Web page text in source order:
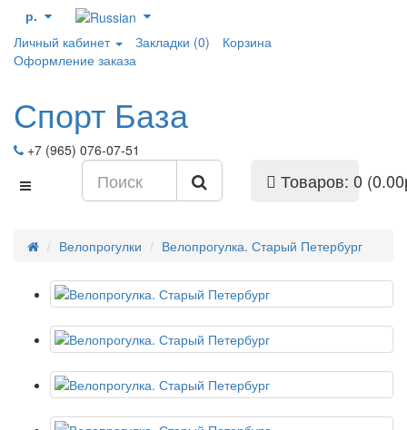
р.
Личный кабинет
Закладки (0)
Корзина
Оформление заказа
Спорт База
+7 (965) 076-07-51
Товаров: 0
Велопрогулки Велопрогулка. Старый Петербург